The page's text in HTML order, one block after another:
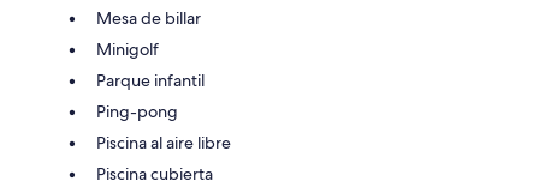
Mesa de billar
Minigolf
Parque infantil
Ping-pong
Piscina al aire libre
Piscina cubierta